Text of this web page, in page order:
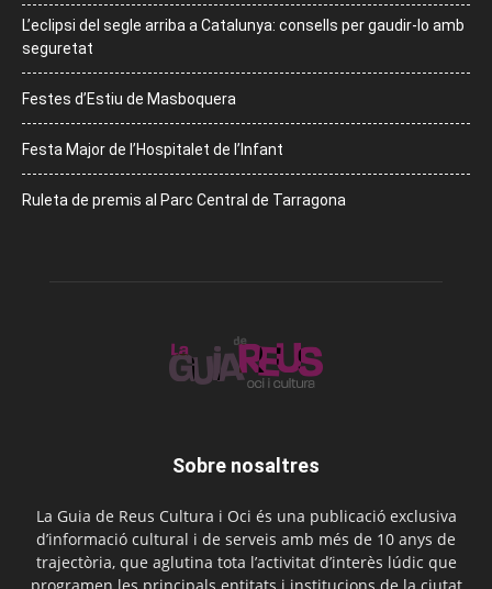
L’eclipsi del segle arriba a Catalunya: consells per gaudir-lo amb
seguretat
Festes d’Estiu de Masboquera
Festa Major de l’Hospitalet de l’Infant
Ruleta de premis al Parc Central de Tarragona
Sobre nosaltres
La Guia de Reus Cultura i Oci és una publicació exclusiva
d’informació cultural i de serveis amb més de 10 anys de
trajectòria, que aglutina tota l’activitat d’interès lúdic que